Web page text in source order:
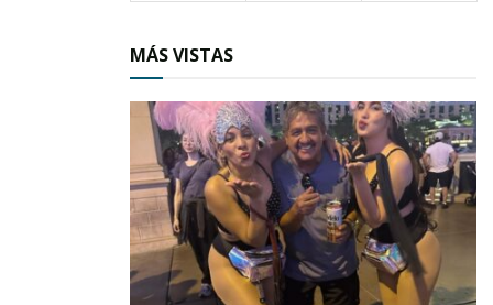
MÁS VISTAS